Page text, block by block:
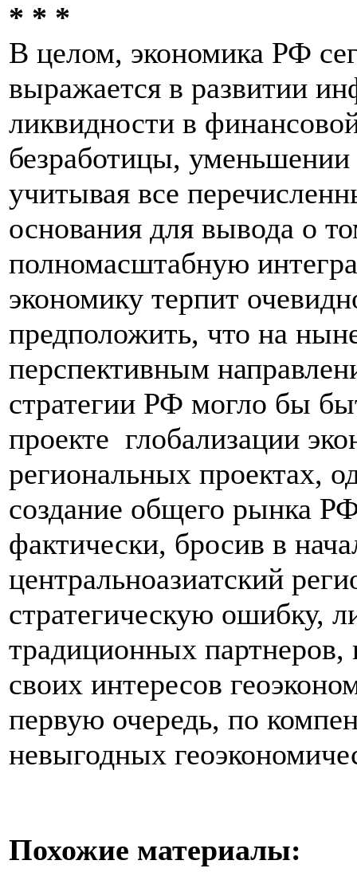
* * *
В целом, экономика РФ
выражается в развитии
ликвидности в
безработицы, уменьшении
учитывая все
основания для вывода о
полномасштабную
экономику терпит
предположить, что на
перспективным
стратегии РФ могло бы
проекте глобализации
региональных проектах,
создание общего рынка
фактически, бросив в
центральноазиатский
стратегическую ошибку,
традиционных
своих интересов
первую очередь, по
невыгодных
Похожие материалы: